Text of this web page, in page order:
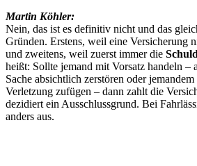
Martin Köhler:
Nein, das ist es definitiv nicht und das
Gründen. Erstens, weil eine Versicherung
und zweitens, weil zuerst immer die
heißt: Sollte jemand mit Vorsatz handeln –
Sache absichtlich zerstören oder
Verletzung zufügen – dann zahlt die
dezidiert ein Ausschlussgrund. Bei
anders aus.